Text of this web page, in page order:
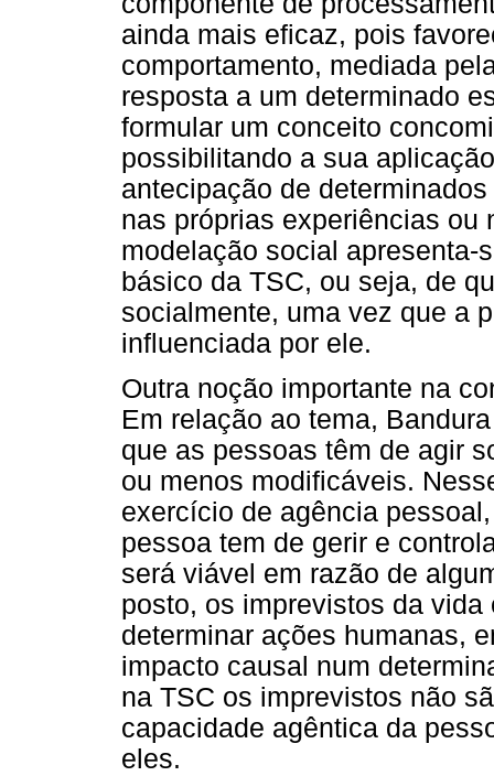
ainda mais eficaz, pois
comportamento, mediada
resposta a um determinado
formular um conceito
possibilitando a sua
antecipação de
nas próprias experiências ou
modelação social apresenta-
básico da TSC, ou seja, de
socialmente, uma vez que a
influenciada por ele.
Outra noção importante na
Em relação ao tema,
que as pessoas têm de agir
ou menos modificáveis.
exercício de agência
pessoa tem de gerir e
será viável em razão de
posto, os imprevistos da
determinar ações humanas,
impacto causal num
na TSC os imprevistos não
capacidade agêntica da
eles.